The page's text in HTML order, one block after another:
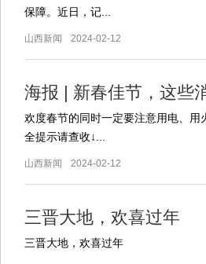
保障。近日，记...
山西新闻 2024-02-12
海报 | 新春佳节，这些
欢度春节的同时一定要注意用电、
全提示请查收↓...
山西新闻 2024-02-12
三晋大地，欢喜过年
三晋大地，欢喜过年